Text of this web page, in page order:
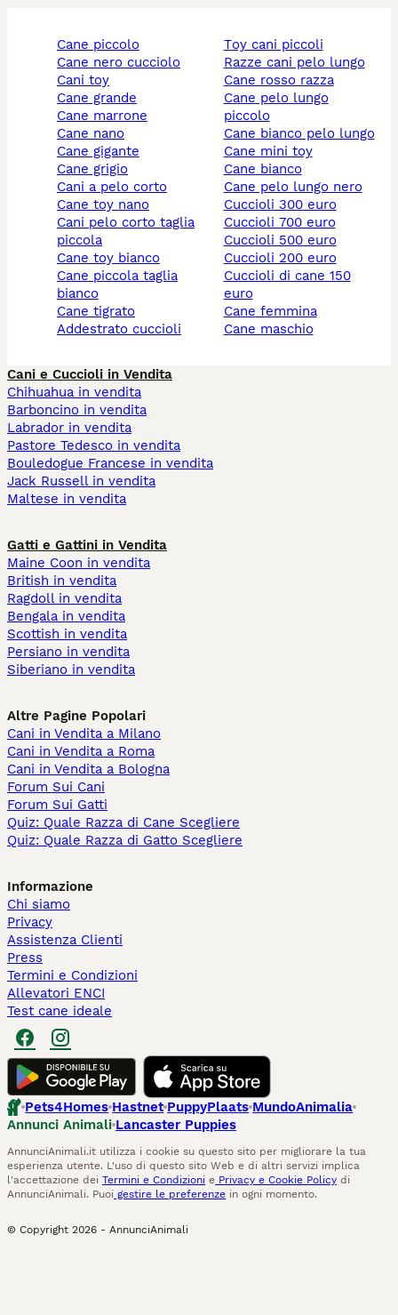
cane piccolo
cane nero cucciolo
cani toy
cane grande
cane marrone
cane nano
cane gigante
cane grigio
cani a pelo corto
cane toy nano
cani pelo corto taglia
piccola
cane toy bianco
cane piccola taglia
bianco
cane tigrato
addestrato cuccioli
toy cani piccoli
razze cani pelo lungo
cane rosso razza
cane pelo lungo
piccolo
cane bianco pelo lungo
cane mini toy
cane bianco
cane pelo lungo nero
cuccioli 300 euro
cuccioli 700 euro
cuccioli 500 euro
cuccioli 200 euro
cuccioli di cane 150
euro
cane femmina
cane maschio
Cani e Cuccioli in Vendita
Chihuahua in vendita
Barboncino in vendita
Labrador in vendita
Pastore Tedesco in vendita
Bouledogue Francese in vendita
Jack Russell in vendita
Maltese in vendita
Gatti e Gattini in Vendita
Maine Coon in vendita
British in vendita
Ragdoll in vendita
Bengala in vendita
Scottish in vendita
Persiano in vendita
Siberiano in vendita
Altre Pagine Popolari
Cani in Vendita a Milano
Cani in Vendita a Roma
Cani in Vendita a Bologna
Forum Sui Cani
Forum Sui Gatti
Quiz: Quale Razza di Cane Scegliere
Quiz: Quale Razza di Gatto Scegliere
Informazione
Chi siamo
Privacy
Assistenza Clienti
Press
Termini e Condizioni
Allevatori ENCI
Test cane ideale
Pets4Homes Hastnet PuppyPlaats MundoAnimalia
Annunci Animali Lancaster Puppies
AnnunciAnimali.it utilizza i cookie su questo sito per migliorare la tua
esperienza utente. L'uso di questo sito Web e di altri servizi implica
l'accettazione dei Termini e Condizioni e Privacy e Cookie Policy di
AnnunciAnimali. Puoi gestire le preferenze in ogni momento.
© Copyright 2026 - AnnunciAnimali